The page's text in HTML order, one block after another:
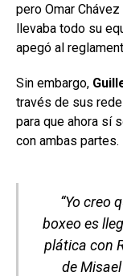
pero Omar
llevaba todo su
apegó al
Sin embargo,
través de sus
para que ahora sí
con ambas partes.
“Yo creo
boxeo es
plática con
de